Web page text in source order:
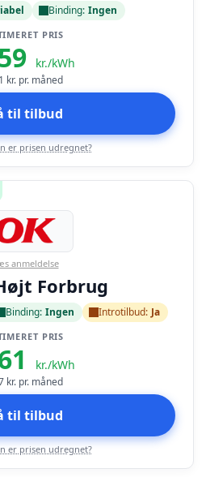
Binding: Ingen
PRIS
kr./kWh
kr. pr. måned
til tilbud
er prisen udregnet?
anmeldelse
Forbrug
Binding: Ingen Introtilbud: Ja
PRIS
kr./kWh
kr. pr. måned
til tilbud
er prisen udregnet?